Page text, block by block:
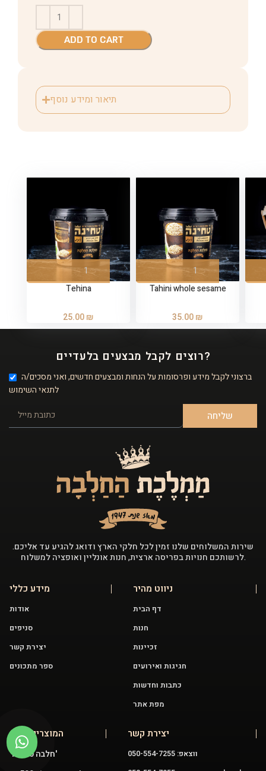
ADD TO CART
תיאור ומידע נוסף
Tehina
25.00₪
Tahini whole sesame
35.00₪
רוצים לקבל מבצעים בלעדיים?
ברצוני לקבל מידע ופרסומות על הנחות ומבצעים חדשים, ואני מסכים/ה
לתנאי השימוש
שליחה
שירות המשלוחים שלנו זמין לכל חלקי הארץ ודואג להגיע עד אליכם.
לרשותכם חנויות בפריסה ארצית, חנות אונליין ואופציה למשלוח.
מידע כללי
אודות
סניפים
יצירת קשר
ספר מתכונים
ניווט מהיר
דף הבית
חנות
זכיינות
חגיגות ואירועים
כתבות וחדשות
מפת אתר
המוצרים שלנו
חלבה 400 גר'
יצירת קשר
ווצאפ: 050-554-7255